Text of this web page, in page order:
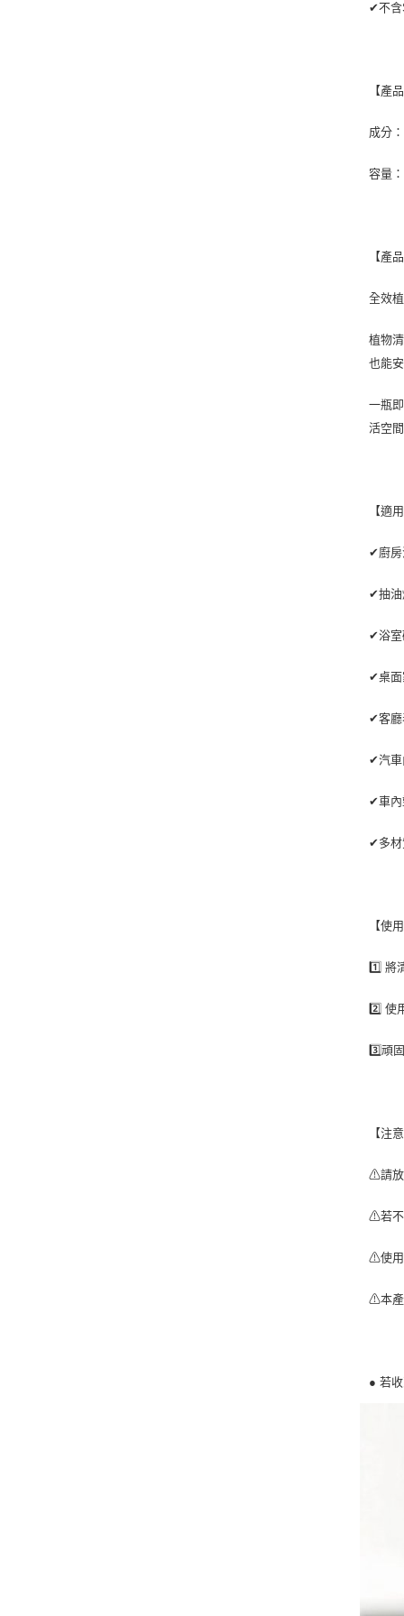
✔不含
【產
成分
容量
【產
全效
植物
也能
一瓶
活空
【適
✔廚房
✔抽油
✔浴室
✔桌面
✔客廳
✔汽車
✔車內
✔多材
【使
1️⃣ 將
2️⃣ 使
3️⃣頑
【注
⚠請放
⚠若不
⚠使用
⚠本產
● 若